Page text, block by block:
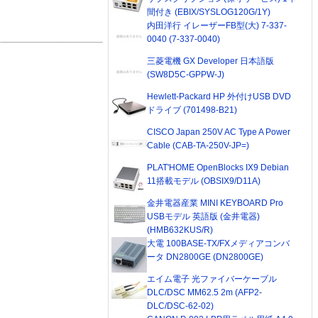
間付き (EBIX/SYSLOG120G/1Y)
内田洋行 イレーザーFB型(大) 7-337-
0040 (7-337-0040)
三菱電機 GX Developer 日本語版
(SW8D5C-GPPW-J)
Hewlett-Packard HP 外付けUSB DVD
ドライブ (701498-B21)
CISCO Japan 250V AC Type A Power
Cable (CAB-TA-250V-JP=)
PLAT'HOME OpenBlocks IX9 Debian
11搭載モデル (OBSIX9/D11A)
金井電器産業 MINI KEYBOARD Pro
USBモデル 英語版 (金井電器)
(HMB632KUS/R)
大電 100BASE-TX/FXメディアコンバ
ータ DN2800GE (DN2800GE)
エイム電子 光ファイバーケーブル
DLC/DSC MM62.5 2m (AFP2-
DLC/DSC-62-02)